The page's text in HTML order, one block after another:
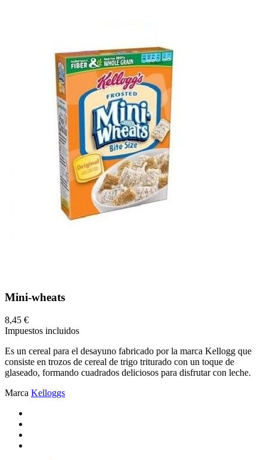
Mini-wheats
8,45 €
Impuestos incluidos
Es un cereal para el desayuno fabricado por la marca Kellogg que
consiste en trozos de cereal de trigo triturado con un toque de
glaseado, formando cuadrados deliciosos para disfrutar con leche.
Marca Kelloggs